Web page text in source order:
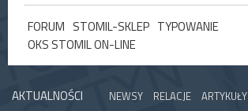
FORUM STOMIL-SKLEP TYPOWANIE
OKS STOMIL ON-LINE
AKTUALNOŚCI NEWSY RELACJE ARTYKUŁY